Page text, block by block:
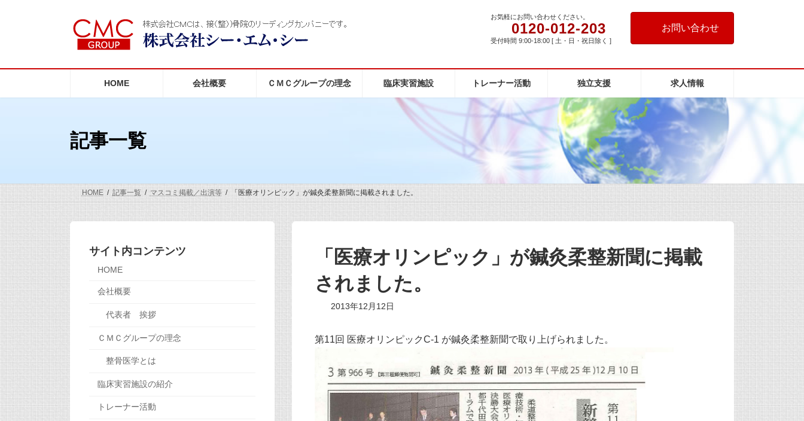
へ
ョ
お気軽にお問い合わせください。
0120-012-203
受付時間 9:00-18:00 [ 土・日・祝日除く ]
お問い合わせ
HOME 会社概要 ＣＭＣグループの理念 臨床実習施設 トレーナー活動 独立支援 求人情報
記事一覧
HOME 記事一覧 マスコミ掲載／出演等 「医療オリンピック」が鍼灸柔整新聞に掲載されました。
「医療オリンピック」が鍼灸柔整新聞に掲載
されました。
2013年12月12日
第11回 医療オリンピックC-1 が鍼灸柔整新聞で取り上げられました。
サイト内コンテンツ
HOME
会社概要
代表者 挨拶
ＣＭＣグループの理念
整骨医学とは
臨床実習施設の紹介
トレーナー活動